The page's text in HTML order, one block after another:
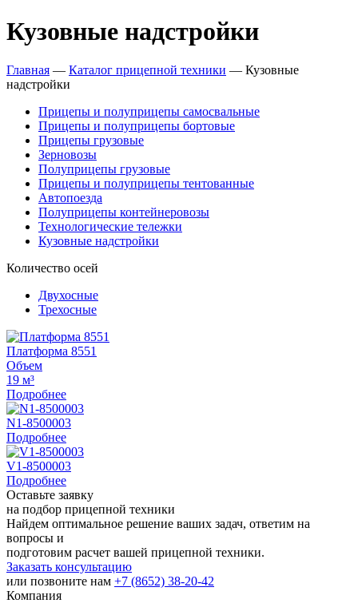
Кузовные надстройки
Главная — Каталог прицепной техники — Кузовные
надстройки
Прицепы и полуприцепы самосвальные
Прицепы и полуприцепы бортовые
Прицепы грузовые
Зерновозы
Полуприцепы грузовые
Прицепы и полуприцепы тентованные
Автопоезда
Полуприцепы контейнеровозы
Технологические тележки
Кузовные надстройки
Количество осей
Двухосные
Трехосные
Платформа 8551
Объем
19 м³
Подробнее
N1-8500003
Подробнее
V1-8500003
Подробнее
Оставьте заявку
на подбор прицепной техники
Найдем оптимальное решение ваших задач, ответим на
вопросы и
подготовим расчет вашей прицепной техники.
Заказать консультацию
или позвоните нам +7 (8652) 38-20-42
Компания